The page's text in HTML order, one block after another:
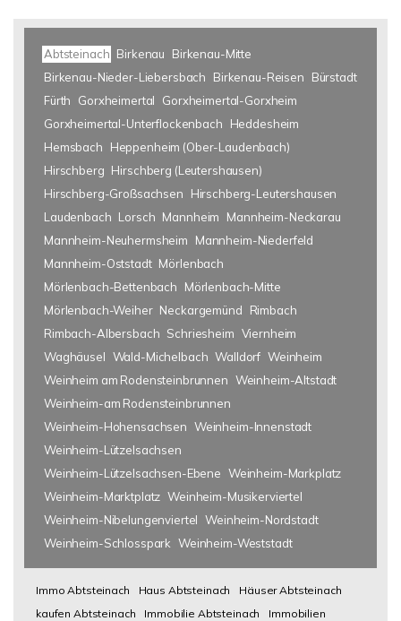
Abtsteinach Birkenau
Birkenau-Mitte
Birkenau-Nieder-Liebersbach
Birkenau-Reisen
Bürstadt
Fürth
Gorxheimertal
Gorxheimertal-Gorxheim
Gorxheimertal-Unterflockenbach
Heddesheim
Hemsbach
Heppenheim (Ober-Laudenbach)
Hirschberg Hirschberg (Leutershausen)
Hirschberg-Großsachsen
Hirschberg-Leutershausen
Laudenbach Lorsch Mannheim
Mannheim-Neckarau
Mannheim-Neuhermsheim
Mannheim-Niederfeld
Mannheim-Oststadt Mörlenbach
Mörlenbach-Bettenbach
Mörlenbach-Mitte
Mörlenbach-Weiher Neckargemünd
Rimbach
Rimbach-Albersbach Schriesheim Viernheim
Waghäusel Wald-Michelbach Walldorf Weinheim
Weinheim am Rodensteinbrunnen Weinheim-Altstadt
Weinheim-am Rodensteinbrunnen
Weinheim-Hohensachsen Weinheim-Innenstadt
Weinheim-Lützelsachsen
Weinheim-Lützelsachsen-Ebene Weinheim-Markplatz
Weinheim-Marktplatz Weinheim-Musikerviertel
Weinheim-Nibelungenviertel Weinheim-Nordstadt
Weinheim-Schlosspark Weinheim-Weststadt
Immo Abtsteinach Haus Abtsteinach
Häuser Abtsteinach
kaufen Abtsteinach
Immobilie Abtsteinach
Immobilien